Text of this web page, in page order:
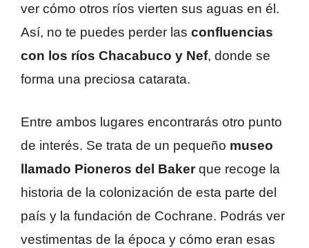
ver cómo otros ríos vierten sus aguas en él.
Así, no te puedes perder las confluencias
con los ríos Chacabuco y Nef, donde se
forma una preciosa catarata.
Entre ambos lugares encontrarás otro punto
de interés. Se trata de un pequeño museo
llamado Pioneros del Bakerque recoge la
historia de la colonización de esta parte del
país y la fundación de Cochrane. Podrás ver
vestimentas de la época y cómo eran esas